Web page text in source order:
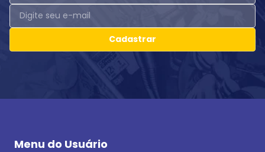
Cadastrar
Menu do Usuário